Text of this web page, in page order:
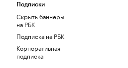
Подписки
Скрыть баннеры
на РБК
Подписка на РБК
Корпоративная
подписка